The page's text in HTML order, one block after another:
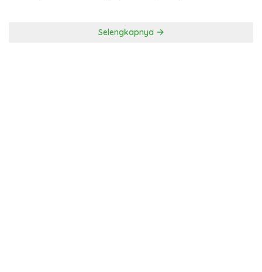
Selengkapnya